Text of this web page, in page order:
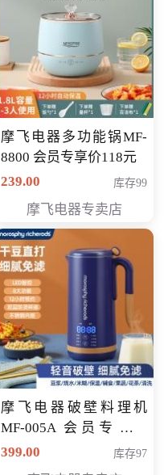
摩飞电器多功能锅MF-
8800 会员专享价118元
239.00
库存99
摩飞电器专卖店
摩飞电器破壁料理机
MF-005A 会员专享价
198元
399.00 库存97